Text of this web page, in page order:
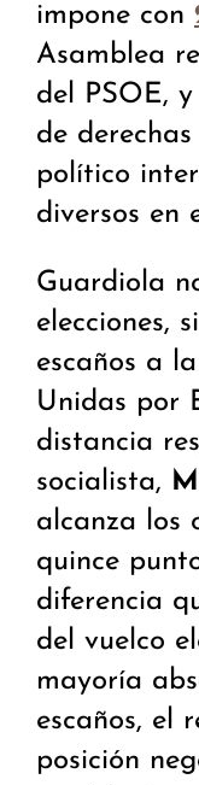
impone con
Asamblea
del PSOE,
de
político
diversos en
Guardiola
elecciones,
escaños a
Unidas por
distancia
socialista,
alcanza los
quince
diferencia
del vuelco
mayoría
escaños, el
posición